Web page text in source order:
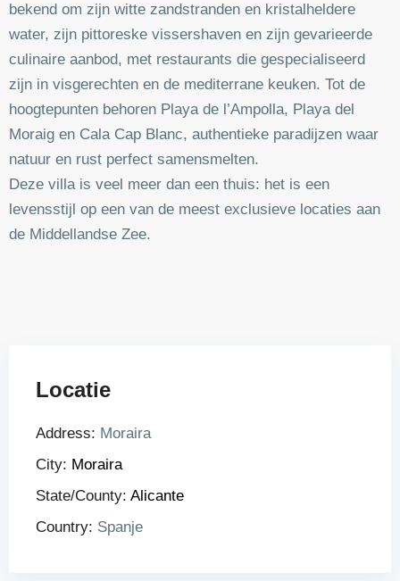
bekend om zijn witte zandstranden en kristalheldere
water, zijn pittoreske vissershaven en zijn gevarieerde
culinaire aanbod, met restaurants die gespecialiseerd
zijn in visgerechten en de mediterrane keuken. Tot de
hoogtepunten behoren Playa de l’Ampolla, Playa del
Moraig en Cala Cap Blanc, authentieke paradijzen waar
natuur en rust perfect samensmelten.
Deze villa is veel meer dan een thuis: het is een
levensstijl op een van de meest exclusieve locaties aan
de Middellandse Zee.
Locatie
Address: Moraira
City: Moraira
State/County: Alicante
Country: Spanje